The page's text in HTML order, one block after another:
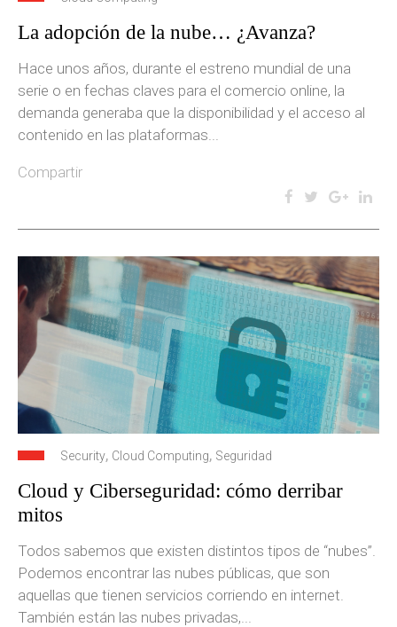
La adopción de la nube… ¿Avanza?
Hace unos años, durante el estreno mundial de una
serie o en fechas claves para el comercio online, la
demanda generaba que la disponibilidad y el acceso al
contenido en las plataformas...
Compartir
Security, Cloud Computing, Seguridad
Cloud y Ciberseguridad: cómo derribar
mitos
Todos sabemos que existen distintos tipos de “nubes”.
Podemos encontrar las nubes públicas, que son
aquellas que tienen servicios corriendo en internet.
También están las nubes privadas,...